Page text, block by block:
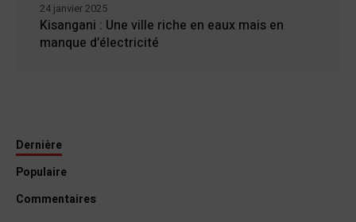
Kisangani : Une ville riche en eaux mais en
manque d’électricité
24 janvier 2025
Dernière
Populaire
Commentaires